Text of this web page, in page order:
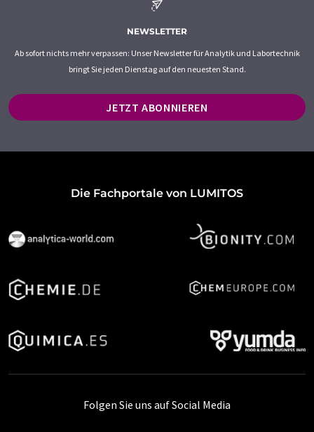
NEWSLETTER
Ab sofort nichts mehr verpassen: Unser Newsletter für Analytik und Labortechnik
bringt Sie jeden Dienstag auf den neuesten Stand.
JETZT ABONNIEREN
Die Fachportale von LUMITOS
Folgen Sie uns auf Social Media